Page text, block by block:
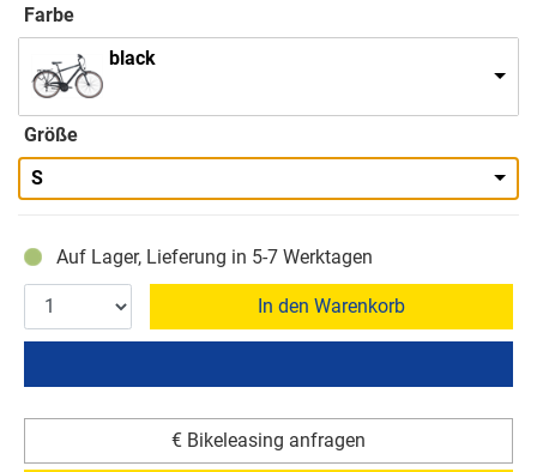
Farbe
black
Größe
S
Auf Lager, Lieferung in 5-7 Werktagen
In den Warenkorb
€ Bikeleasing anfragen